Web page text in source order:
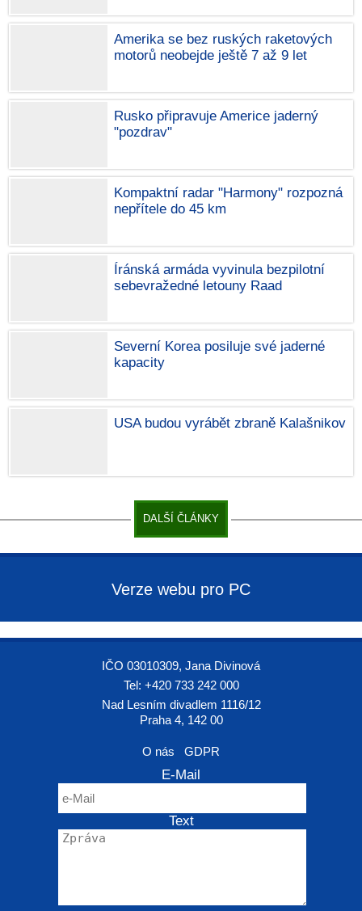
Amerika se bez ruských raketových
motorů neobejde ještě 7 až 9 let
Rusko připravuje Americe jaderný
"pozdrav"
Kompaktní radar "Harmony" rozpozná
nepřítele do 45 km
Íránská armáda vyvinula bezpilotní
sebevražedné letouny Raad
Severní Korea posiluje své jaderné
kapacity
USA budou vyrábět zbraně Kalašnikov
DALŠÍ ČLÁNKY
Verze webu pro PC
IČO 03010309, Jana Divinová
Tel: +420 733 242 000
Nad Lesním divadlem 1116/12
Praha 4, 142 00
O nás GDPR
E-Mail
Text